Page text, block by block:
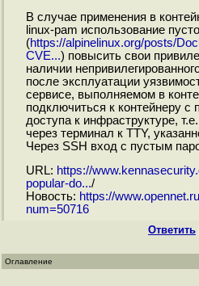
В случае применения в
linux-pam использование
(https://alpinelinux.org/posts/
CVE...) повысить свои
наличии
после эксплуатации
сервисе, выполняемом в
подключиться к контейнеру с
доступа к инфраструктуре,
через терминал к TTY,
Через SSH вход с пустым
URL: https://
popular-do.../
Новость: https://
num=50716
Ответить
Оглавление